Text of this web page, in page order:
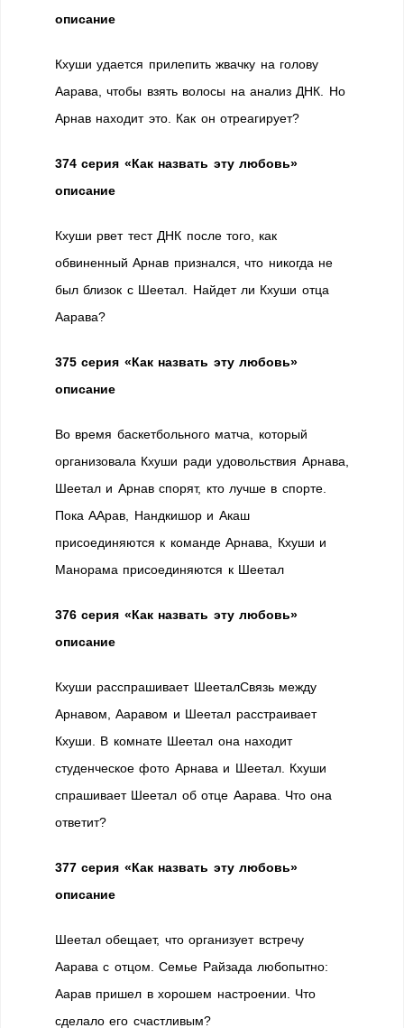
описание
Кхуши удается прилепить жвачку на голову
Аарава, чтобы взять волосы на анализ ДНК. Но
Арнав находит это. Как он отреагирует?
374 серия «Как назвать эту любовь»
описание
Кхуши рвет тест ДНК после того, как
обвиненный Арнав признался, что никогда не
был близок с Шеетал. Найдет ли Кхуши отца
Аарава?
375 серия «Как назвать эту любовь»
описание
Во время баскетбольного матча, который
организовала Кхуши ради удовольствия Арнава,
Шеетал и Арнав спорят, кто лучше в спорте.
Пока ААрав, Нандкишор и Акаш
присоединяются к команде Арнава, Кхуши и
Манорама присоединяются к Шеетал
376 серия «Как назвать эту любовь»
описание
Кхуши расспрашивает ШееталСвязь между
Арнавом, Ааравом и Шеетал расстраивает
Кхуши. В комнате Шеетал она находит
студенческое фото Арнава и Шеетал. Кхуши
спрашивает Шеетал об отце Аарава. Что она
ответит?
377 серия «Как назвать эту любовь»
описание
Шеетал обещает, что организует встречу
Аарава с отцом. Семье Райзада любопытно:
Аарав пришел в хорошем настроении. Что
сделало его счастливым?